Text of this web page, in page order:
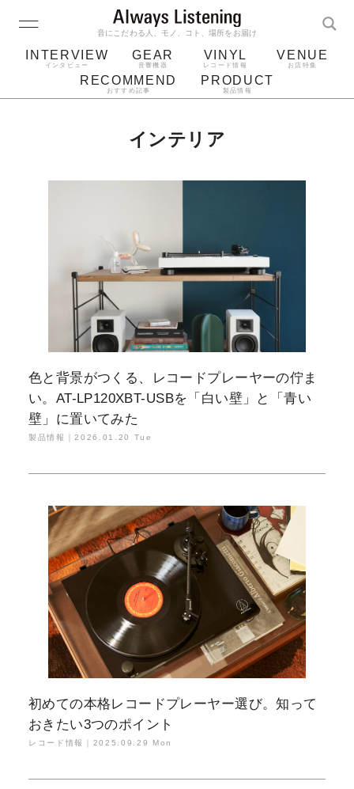
音にこだわる人、モノ、コト、場所をお届け
INTERVIEW
インタビュー
GEAR
音響機器
VINYL
レコード情報
VENUE
お店特集
RECOMMEND
おすすめ記事
PRODUCT
製品情報
bluetooth
インテリア
色と背景がつくる、レコードプレーヤーの佇ま
い。AT-LP120XBT-USBを「白い壁」と「青い
壁」に置いてみた
製品情報｜2026.01.20 Tue
初めての本格レコードプレーヤー選び。知って
おきたい3つのポイント
レコード情報｜ 2025.09.29 Mon